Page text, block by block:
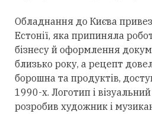
Обладнання до Києва
Естонії, яка припиняла
бізнесу й оформлення
близько року, а рецепт
борошна та продуктів,
1990-х. Логотип і
розробив художник і